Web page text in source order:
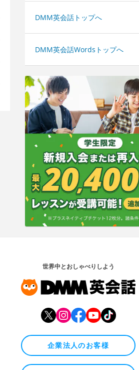
DMM英会話トップへ
DMM英会話Wordsトップへ
世界中とおしゃべりしよう
企業法人のお客様